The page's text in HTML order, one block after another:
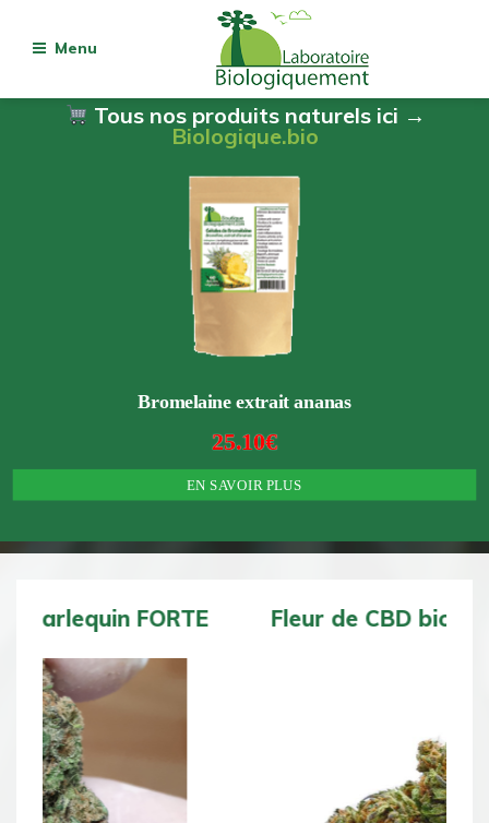
Tous nos produits naturels ici →
Biologique.bio
Menu
Fleur de CBD bio BZ1 DOUCE